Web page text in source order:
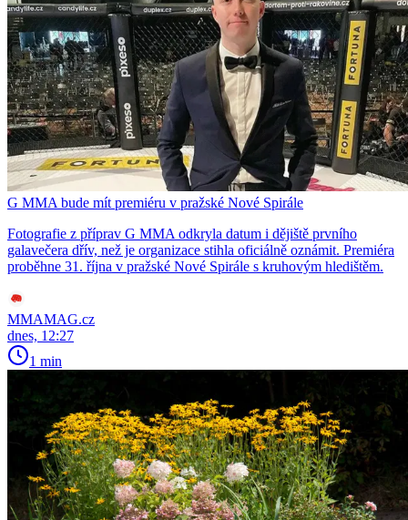
G MMA bude mít premiéru v pražské Nové Spirále
Fotografie z příprav G MMA odkryla datum i dějiště prvního
galavečera dřív, než je organizace stihla oficiálně oznámit. Premiéra
proběhne 31. října v pražské Nové Spirále s kruhovým hledištěm.
MMAMAG.cz
dnes, 12:27
1 min